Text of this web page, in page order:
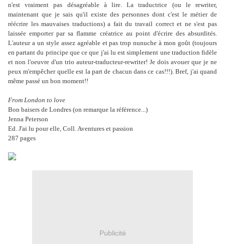
n'est vraiment pas désagréable à lire. La traductrice (ou le rewriter,
maintenant que je sais qu'il existe des personnes dont c'est le métier de
réécrire les mauvaises traductions) a fait du travail correct et ne s'est pas
laissée emporter par sa flamme créatrice au point d'écrire des absurdités.
L'auteur a un style assez agréable et pas trop nunuche à mon goût (toujours
en partant du principe que ce que j'ai lu est simplement une traduction fidèle
et non l'oeuvre d'un trio auteur-traducteur-rewriter! Je dois avouer que je ne
peux m'empêcher quelle est la part de chacun dans ce cas!!!). Bref, j'ai quand
même passé un bon moment!!
From London to love
Bon baisers de Londres (on remarque la référence...)
Jenna Peterson
Ed. J'ai lu pour elle, Coll. Aventures et passion
287 pages
Publicité